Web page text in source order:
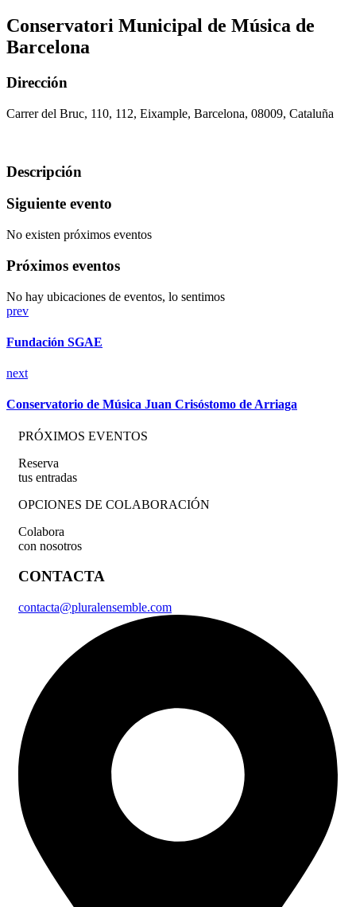
Conservatori Municipal de Música de
Barcelona
Dirección
Carrer del Bruc, 110, 112, Eixample, Barcelona, 08009, Cataluña
Descripción
Siguiente evento
No existen próximos eventos
Próximos eventos
No hay ubicaciones de eventos, lo sentimos
prev
Fundación SGAE
next
Conservatorio de Música Juan Crisóstomo de Arriaga
PRÓXIMOS EVENTOS
Reserva
tus entradas
OPCIONES DE COLABORACIÓN
Colabora
con nosotros
CONTACTA
contacta@pluralensemble.com